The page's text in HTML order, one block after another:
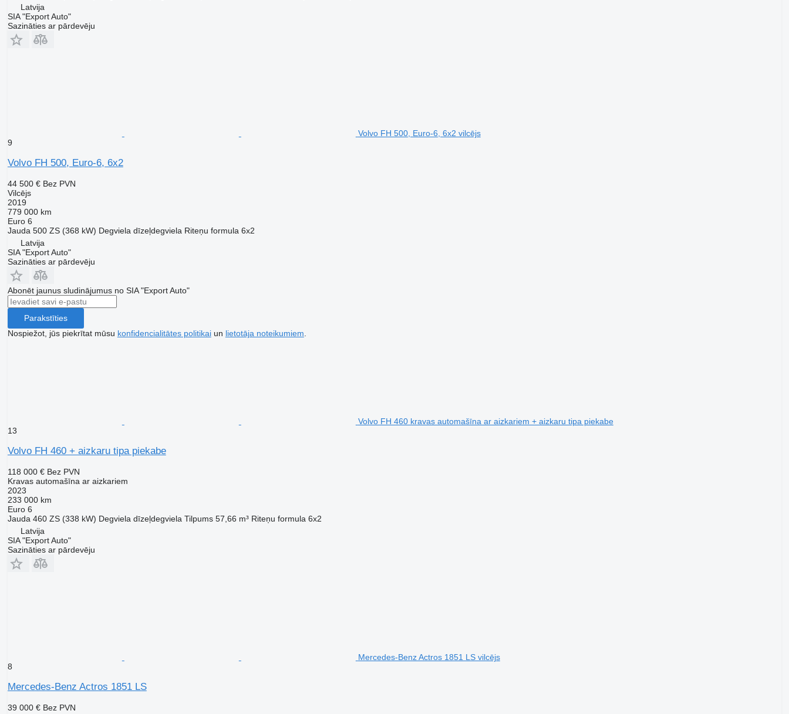
Latvija
SIA "Export Auto"
Sazināties ar pārdevēju
Volvo FH 500, Euro-6, 6x2 vilcējs
9
Volvo FH 500, Euro-6, 6x2
44 500 € Bez PVN
Vilcējs
2019
779 000 km
Euro 6
Jauda 500 ZS (368 kW) Degviela dīzeļdegviela Riteņu formula 6x2
Latvija
SIA "Export Auto"
Sazināties ar pārdevēju
Abonēt jaunus sludinājumus no SIA "Export Auto"
Parakstīties
Nospiežot, jūs piekrītat mūsu konfidencialitātes politikaiun lietotāja noteikumiem
Volvo FH 460 kravas automašīna ar aizkariem + aizkaru tipa piekabe
13
Volvo FH 460 + aizkaru tipa piekabe
118 000 € Bez PVN
Kravas automašīna ar aizkariem
2023
233 000 km
Euro 6
Jauda 460 ZS (338 kW) Degviela dīzeļdegviela Tilpums 57,66 m³ Riteņu formula 6x2
Latvija
SIA "Export Auto"
Sazināties ar pārdevēju
Mercedes-Benz Actros 1851 LS vilcējs
8
Mercedes-Benz Actros 1851 LS
39 000 € Bez PVN